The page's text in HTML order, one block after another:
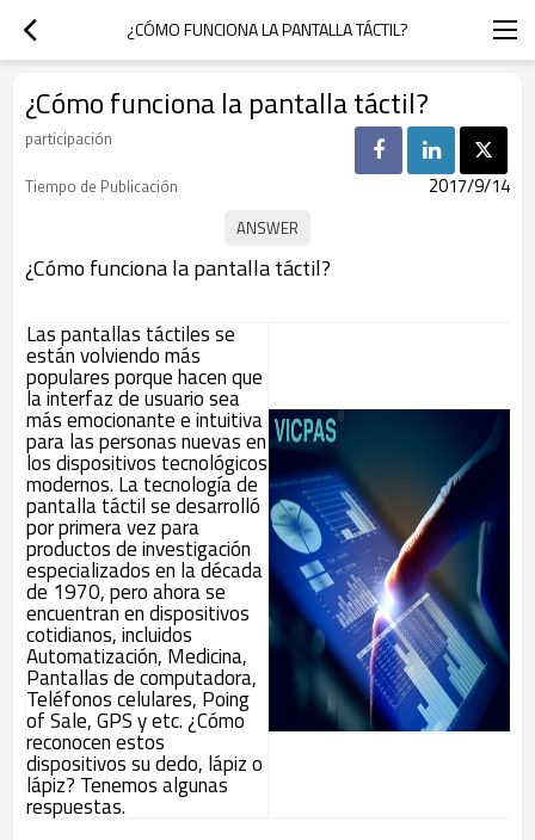
¿CÓMO FUNCIONA LA PANTALLA TÁCTIL?
¿Cómo funciona la pantalla táctil?
participación
Tiempo de Publicación
2017/9/14
¿Cómo funciona la pantalla táctil?
Las pantallas táctiles se
están volviendo más
populares porque hacen que
la interfaz de usuario sea
más emocionante e intuitiva
para las personas nuevas en
los dispositivos tecnológicos
modernos. La tecnología de
pantalla táctil se desarrolló
por primera vez para
productos de investigación
especializados en la década
de 1970, pero ahora se
encuentran en dispositivos
cotidianos, incluidos
Automatización, Medicina,
Pantallas de computadora,
Teléfonos celulares, Poing
of Sale, GPS y etc. ¿Cómo
reconocen estos
dispositivos su dedo, lápiz o
lápiz? Tenemos algunas
respuestas.